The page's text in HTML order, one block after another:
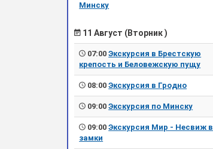
Минску
11 Август (Вторник )
07:00Экскурсия в Брестскую
крепость и Беловежскую пущу
08:00Экскурсия в Гродно
09:00Экскурсия по Минску
09:00Экскурсия Мир - Несвиж в
замки